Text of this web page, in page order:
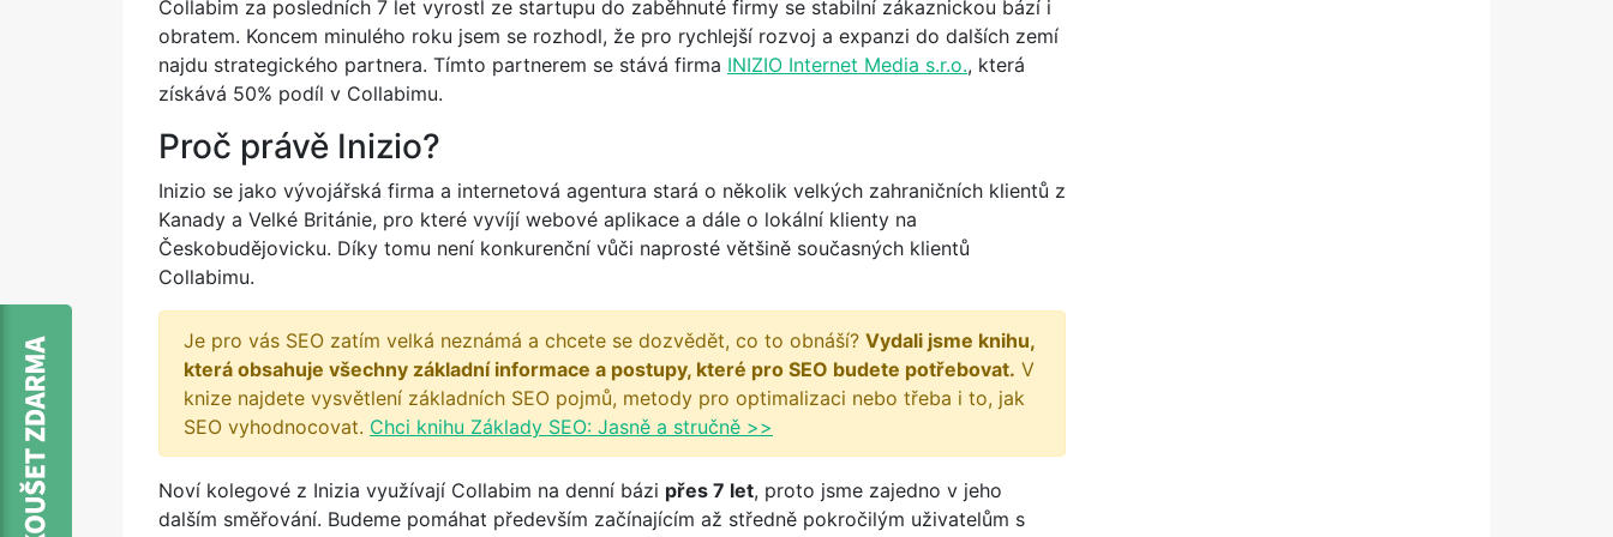
Collabim za posledních 7 let vyrostl ze startupu do zaběhnuté firmy se stabilní zákaznickou bází i
obratem. Koncem minulého roku jsem se rozhodl, že pro rychlejší rozvoj a expanzi do dalších zemí
najdu strategického partnera. Tímto partnerem se stává firma INIZIO Internet Media s.r.o., která
získává 50% podíl v Collabimu.
Proč právě Inizio?
Inizio se jako vývojářská firma a internetová agentura stará o několik velkých zahraničních klientů z
Kanady a Velké Británie, pro které vyvíjí webové aplikace a dále o lokální klienty na
Českobudějovicku. Díky tomu není konkurenční vůči naprosté většině současných klientů
Collabimu.
Je pro vás SEO zatím velká neznámá a chcete se dozvědět, co to obnáší? Vydali jsme knihu,
která obsahuje všechny základní informace a postupy, které pro SEO budete potřebovat. V
knize najdete vysvětlení základních SEO pojmů, metody pro optimalizaci nebo třeba i to, jak
SEO vyhodnocovat. Chci knihu Základy SEO: Jasně a stručně >>
Noví kolegové z Inizia využívají Collabim na denní bázi přes 7 let, proto jsme zajedno v jeho
dalším směřování. Budeme pomáhat především začínajícím až středně pokročilým uživatelům s